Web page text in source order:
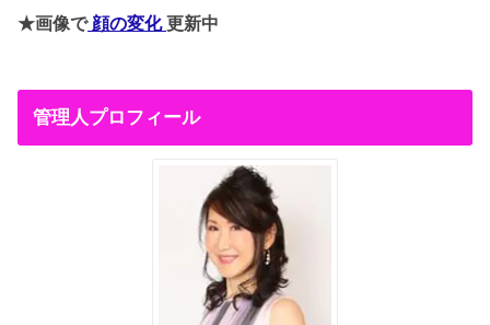
★画像で顔の変化更新中
管理人プロフィール